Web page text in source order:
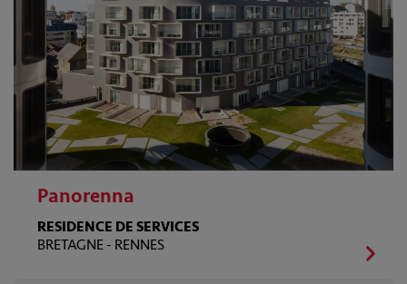
Panorenna
RESIDENCE DE SERVICES
BRETAGNE - RENNES